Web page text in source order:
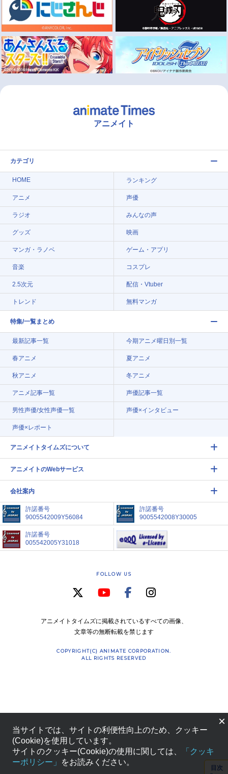
アニメイト
カテゴリ
HOME ランキング
アニメ 声優
ラジオ みんなの声
グッズ 映画
マンガ・ラノベ ゲーム・アプリ
音楽 コスプレ
2.5次元 配信・Vtuber
トレンド 無料マンガ
特集/一覧まとめ
最新記事一覧 今期アニメ曜日別一覧
春アニメ 夏アニメ
秋アニメ 冬アニメ
アニメ記事一覧 声優記事一覧
男性声優/女性声優一覧 声優×インタビュー
声優×レポート
アニメイトタイムズについて
アニメイトのWebサービス
会社案内
許諾番号
9005542009Y56084
許諾番号
9005542008Y30005
許諾番号
005542005Y31018
FOLLOW US
アニメイトタイムズに掲載されているすべての画像、
文章等の無断転載を禁じます
COPYRIGHT(C) ANIMATE CORPORATION.
ALL RIGHTS RESERVED
目次
×
当サイトでは、サイトの利便性向上のため、クッキー
(Cookie)を使用しています。
サイトのクッキー(Cookie)の使用に関しては、
「クッキ
ーポリシー」
をお読みください。